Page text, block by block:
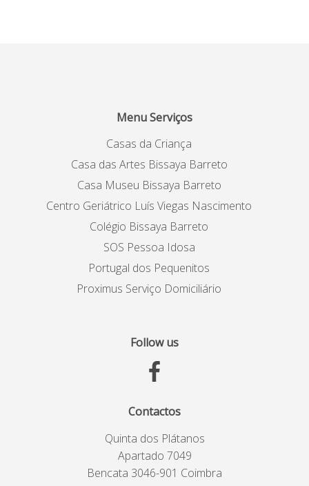
Menu Serviços
Casas da Criança
Casa das Artes Bissaya Barreto
Casa Museu Bissaya Barreto
Centro Geriátrico Luís Viegas Nascimento
Colégio Bissaya Barreto
SOS Pessoa Idosa
Portugal dos Pequenitos
Proximus Serviço Domiciliário
Follow us
Contactos
Quinta dos Plátanos
Apartado 7049
Bencata 3046-901 Coimbra